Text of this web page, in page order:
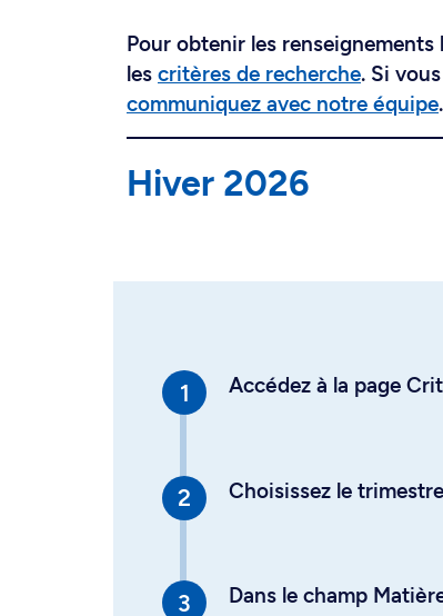
Pour obtenir les
les critères de recherche. Si
communiquez avec notre équipe.
Hiver 2026
Accédez à la page
Choisissez le
Dans le champ